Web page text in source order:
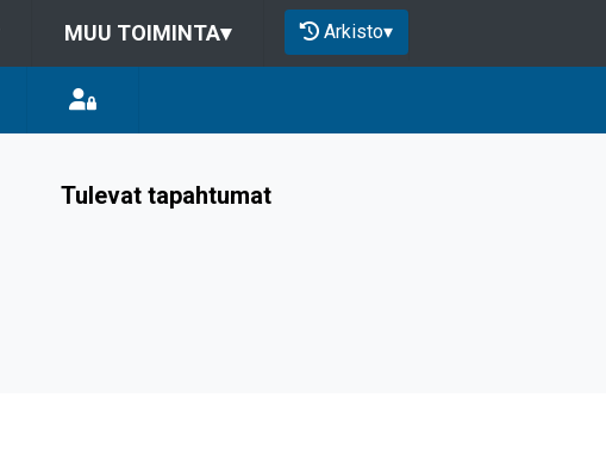
MUU TOIMINTA▾ Arkisto▾
Tulevat tapahtumat